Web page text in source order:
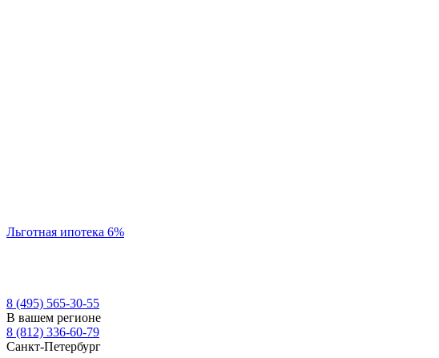
Льготная ипотека 6%
8 (495) 565-30-55
В вашем регионе
8 (812) 336-60-79
Санкт-Петербург